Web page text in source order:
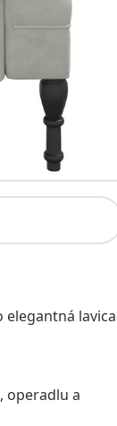
elegantná lavica
operadlu a